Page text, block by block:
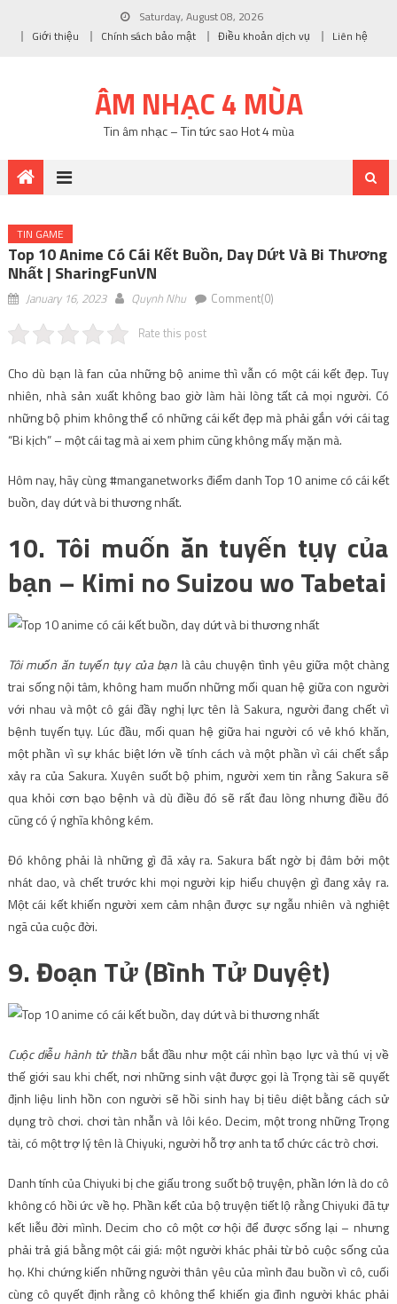
Saturday, August 08, 2026
Giới thiệu
Chính sách bảo mật Điều khoản dịch vụ Liên hệ
ÂM NHẠC 4 MÙA
Tin âm nhạc – Tin tức sao Hot 4 mùa
TIN GAME
Top 10 Anime Có Cái Kết Buồn, Day Dứt Và Bi Thương
Nhất | SharingFunVN
January 16, 2023 Quynh Nhu Comment(0)
Rate this post
Cho dù bạn là fan của những bộ anime thì vẫn có một cái kết đẹp. Tuy
nhiên, nhà sản xuất không bao giờ làm hài lòng tất cả mọi người. Có
những bộ phim không thể có những cái kết đẹp mà phải gắn với cái tag
“Bi kịch” – một cái tag mà ai xem phim cũng không mấy mặn mà.
Hôm nay, hãy cùng #manganetworks điểm danh Top 10 anime có cái kết
buồn, day dứt và bi thương nhất.
10. Tôi muốn ăn tuyến tụy của
bạn – Kimi no Suizou wo Tabetai
Tôi muốn ăn tuyến tụy của bạn là câu chuyện tình yêu giữa một chàng
trai sống nội tâm, không ham muốn những mối quan hệ giữa con người
với nhau và một cô gái đầy nghị lực tên là Sakura, người đang chết vì
bệnh tuyến tụy. Lúc đầu, mối quan hệ giữa hai người có vẻ khó khăn,
một phần vì sự khác biệt lớn về tính cách và một phần vì cái chết sắp
xảy ra của Sakura. Xuyên suốt bộ phim, người xem tin rằng Sakura sẽ
qua khỏi cơn bạo bệnh và dù điều đó sẽ rất đau lòng nhưng điều đó
cũng có ý nghĩa không kém.
Đó không phải là những gì đã xảy ra. Sakura bất ngờ bị đâm bởi một
nhát dao, và chết trước khi mọi người kịp hiểu chuyện gì đang xảy ra.
Một cái kết khiến người xem cảm nhận được sự ngẫu nhiên và nghiệt
ngã của cuộc đời.
9. Đoạn Tử (Bình Tử Duyệt)
Cuộc diễu hành tử thần bắt đầu như một cái nhìn bạo lực và thú vị về
thế giới sau khi chết, nơi những sinh vật được gọi là Trọng tài sẽ quyết
định liệu linh hồn con người sẽ hồi sinh hay bị tiêu diệt bằng cách sử
dụng trò chơi. chơi tàn nhẫn và lôi kéo. Decim, một trong những Trọng
tài, có một trợ lý tên là Chiyuki, người hỗ trợ anh ta tổ chức các trò chơi.
Danh tính của Chiyuki bị che giấu trong suốt bộ truyện, phần lớn là do cô
không có hồi ức về họ. Phần kết của bộ truyện tiết lộ rằng Chiyuki đã tự
kết liễu đời mình. Decim cho cô một cơ hội để được sống lại – nhưng
phải trả giá bằng một cái giá: một người khác phải từ bỏ cuộc sống của
họ. Khi chứng kiến ​​những người thân yêu của mình đau buồn vì cô, cuối
cùng cô quyết định rằng cô không thể khiến gia đình người khác phải